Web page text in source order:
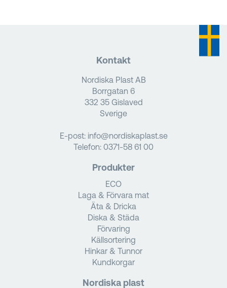
Kontakt
Nordiska Plast AB
Borrgatan 6
332 35 Gislaved
Sverige
E-post: info@nordiskaplast.se
Telefon: 0371-58 61 00
Produkter
ECO
Laga & Förvara mat
Äta & Dricka
Diska & Städa
Förvaring
Källsortering
Hinkar & Tunnor
Kundkorgar
Nordiska plast